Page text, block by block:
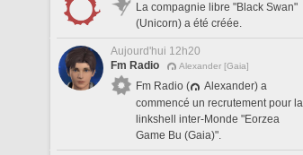
La compagnie libre "Black Swan"
(Unicorn) a été créée.
Aujourd'hui 12h20
Fm Radio
Alexander [Gaia]
Fm Radio (
Alexander) a
commencé un recrutement pour la
linkshell inter-Monde "Eorzea
Game Bu (Gaia)".